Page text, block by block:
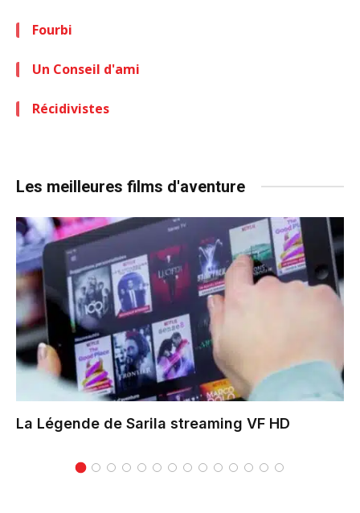
Fourbi
Un Conseil d'ami
Récidivistes
Les meilleures films d'aventure
La Légende de Sarila streaming VF HD